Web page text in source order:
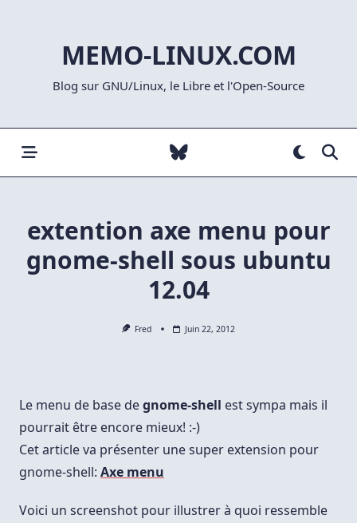
MEMO-LINUX.COM
Blog sur GNU/Linux, le Libre et l'Open-Source
extention axe menu pour
gnome-shell sous ubuntu
12.04
Fred Juin 22, 2012
Le menu de base degnome-shell est sympa mais il
pourrait être encore mieux! :-)
Cet article va présenter une super extension pour
gnome-shell: Axe menu
Voici un screenshot pour illustrer à quoi ressemble